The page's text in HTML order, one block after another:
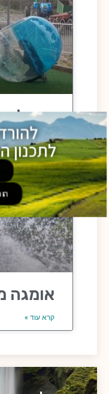
באבל
קרא עוד »
אומגה
קרא עוד »
לתכנון